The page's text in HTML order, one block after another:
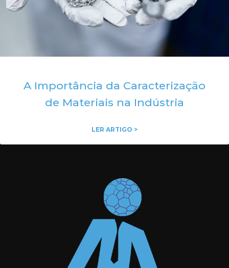
A Importância da Caracterização
de Materiais na Indústria
LER ARTIGO >